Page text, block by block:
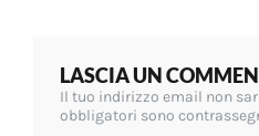
LASCIA UN
Il tuo indirizzo email non
obbligatori sono